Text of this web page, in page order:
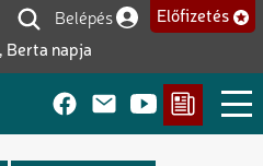
Berta napja
Felhasználói fiók
Belépés Előfizetés